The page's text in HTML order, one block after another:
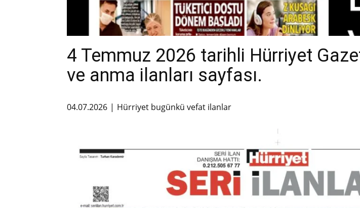
4 Temmuz 2026 tarihli Hürriyet
ve anma ilanları sayfası.
04.07.2026 Hürriyet bugünkü vefat ilanlar